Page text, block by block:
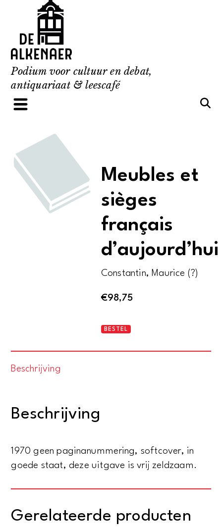
content
Podium voor cultuur en debat,
antiquariaat & leescafé
Meubles et
sièges
français
d’aujourd’hui
Constantin, Maurice (?)
€98,75
Meubles
BESTEL
Beschrijving
Beschrijving
1970 geen paginanummering, softcover, in
goede staat, deze uitgave is vrij zeldzaam.
Gerelateerde producten